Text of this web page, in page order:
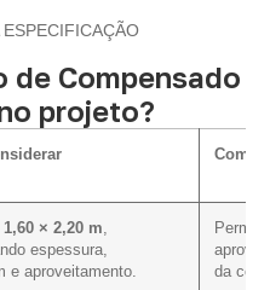
de Compensado
projeto?
Como
1,60 × 2,20 m
espessura,
e aproveitamento.
da